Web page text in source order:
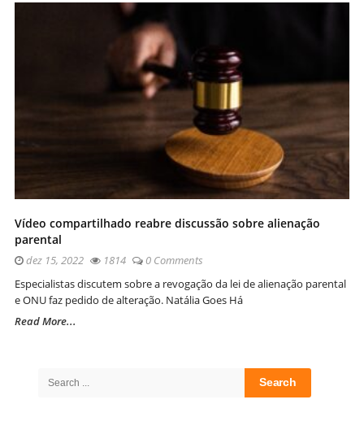
Vídeo compartilhado reabre discussão sobre alienação
parental
dez 15, 2022 1814
0 Comments
Especialistas discutem sobre a revogação da lei de alienação parental
e ONU faz pedido de alteração. Natália Goes Há
Read More...